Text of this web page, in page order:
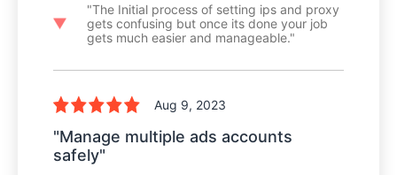
"The Initial process of setting ips and proxy
gets confusing but once its done your job
gets much easier and manageable."
Aug 9, 2023
"Manage multiple ads accounts
safely"